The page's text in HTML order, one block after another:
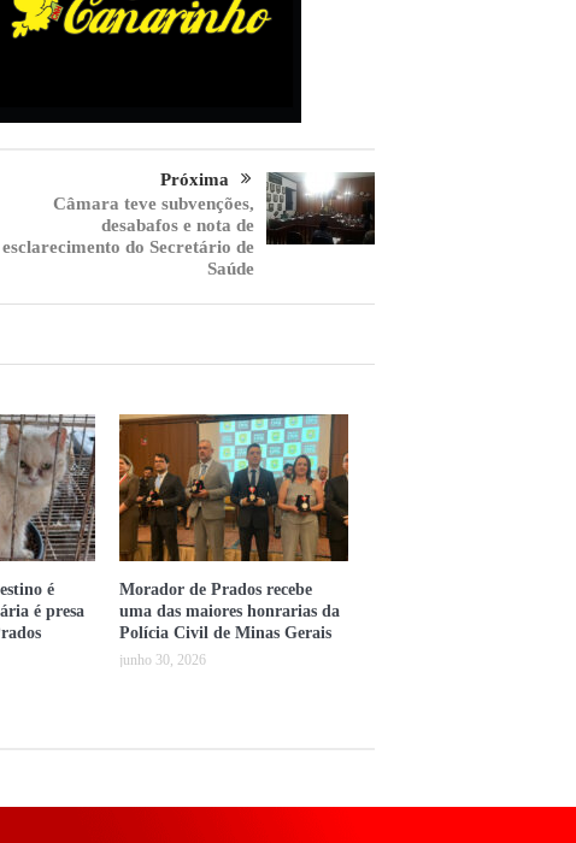
Próxima
Câmara teve subvenções,
desabafos e nota de
esclarecimento do Secretário de
Saúde
é
é presa
Morador de Prados recebe
uma das maiores honrarias da
Polícia Civil de Minas Gerais
junho 30, 2026